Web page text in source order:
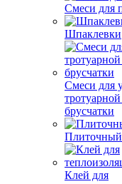
Смеси для
Шпаклевки
Смеси для
брусчатки
Плиточный
Клей для